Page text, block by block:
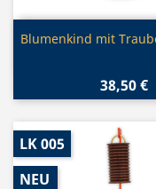

Blumenkind mit
38,50 €
LK 005
NEU